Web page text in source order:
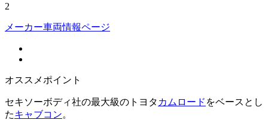
2
メーカー車両情報ページ
オススメポイント
セキソーボディ社の最大級のトヨタ カムロード をベースとし
たキャブコン。